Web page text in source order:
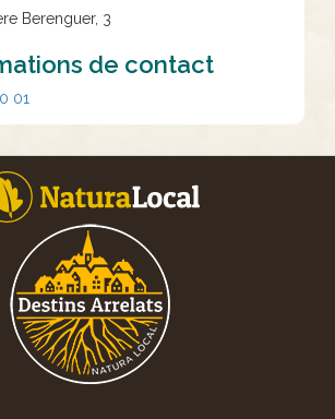
Berenguer, 3
de contact
01